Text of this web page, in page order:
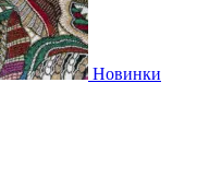
Новинки